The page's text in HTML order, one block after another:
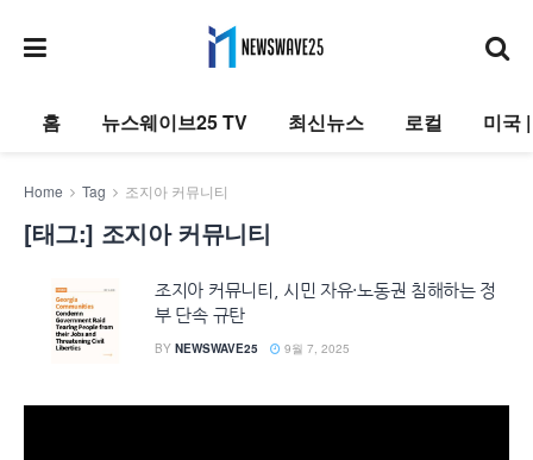
홈 뉴스웨이브25 TV 최신뉴스 로컬 미국
Home Tag 조지아 커뮤니티
[태그:] 조지아 커뮤니티
조지아 커뮤니티, 시민 자유·노동권 침해하는 정
부 단속 규탄
BY NEWSWAVE25 9월 7, 2025